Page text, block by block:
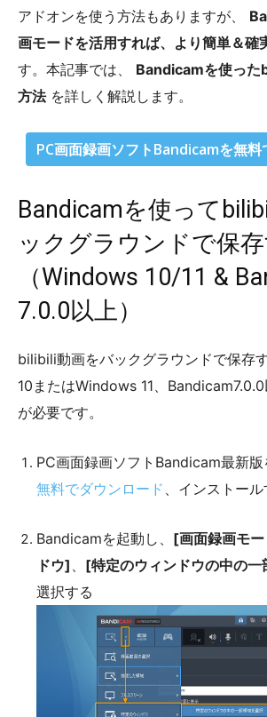
アドオンを使う方法もありますが、
画モードを活用すれば、より簡単＆確
す。本記事では、 Bandicamを使った
方法を詳しく解説します。
PC画面録画ソフトBandicamを無料
Bandicamを使って
ックグラウンドで保
（Windows 10/11 &
7.0.0以上）
bilibili動画をバックグラウンドで保存
10またはWindows 11、
が必要です。
PC画面録画ソフトBandicam最新版
無料でダウンロード 、インストール
Bandicamを起動し、 [画面録画モ
ドウ] 、 [特定のウィンドウの中の一
選択する